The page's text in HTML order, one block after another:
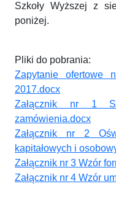
Szkoły Wyższej z
poniżej.
Pliki do pobrania:
Zapytanie ofertowe
2017.docx
Załącznik nr 1
zamówienia.docx
Załącznik nr 2
kapitałowych i
Załącznik nr 3 Wzór
Załącznik nr 4 Wzór